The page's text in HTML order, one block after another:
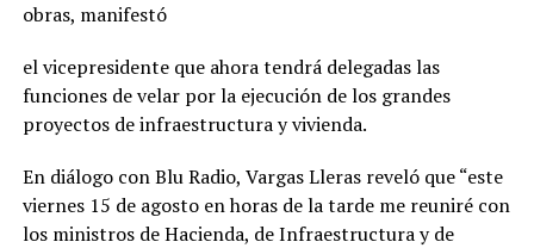
obras, manifestó
el vicepresidente que ahora tendrá delegadas las
funciones de velar por la ejecución de los grandes
proyectos de infraestructura y vivienda.
En diálogo con Blu Radio, Vargas Lleras reveló que “este
viernes 15 de agosto en horas de la tarde me reuniré con
los ministros de Hacienda, de Infraestructura y de